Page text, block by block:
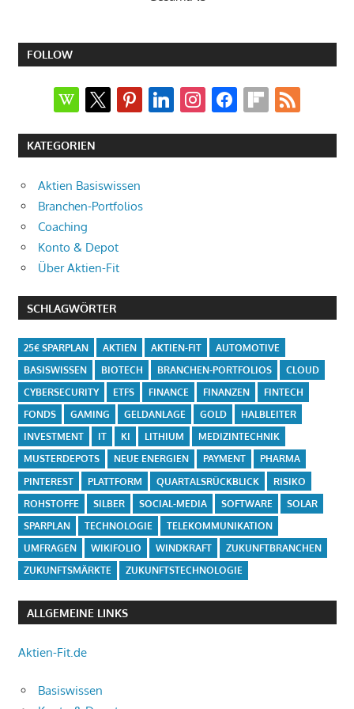
FOLLOW
wikipedia
x pinterestlinkedininstagramfacebookflipboard
rss
KATEGORIEN
Aktien Basiswissen
Branchen-Portfolios
Coaching
Konto & Depot
Über Aktien-Fit
SCHLAGWÖRTER
25€ SPARPLAN AKTIEN AKTIEN-FIT
AUTOMOTIVE
BASISWISSEN
BIOTECH BRANCHEN-PORTFOLIOS
CLOUD
CYBERSECURITY
ETFS FINANCE FINANZEN
FINTECH
FONDS
GAMING GELDANLAGE GOLD
HALBLEITER
INVESTMENT
IT KI LITHIUM
MEDIZINTECHNIK
MUSTERDEPOTS
NEUE ENERGIEN PAYMENT
PHARMA
PINTEREST
PLATTFORM QUARTALSRÜCKBLICK
RISIKO
ROHSTOFFE
SILBER SOCIAL-MEDIA SOFTWARE
SOLAR
SPARPLAN
TECHNOLOGIE
TELEKOMMUNIKATION
UMFRAGEN
WIKIFOLIO WINDKRAFT
ZUKUNFTBRANCHEN
ZUKUNFTSMÄRKTE
ZUKUNFTSTECHNOLOGIE
ALLGEMEINE LINKS
Aktien-Fit.de
Basiswissen